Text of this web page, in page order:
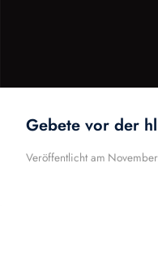
Gebete vor der
Veröffentlicht am